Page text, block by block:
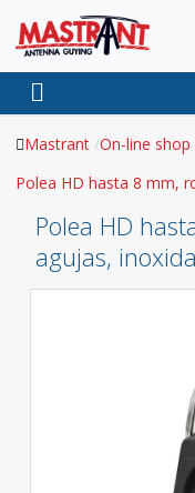
Mastrant On-line shop
Polea HD hasta 8 mm,
Polea HD
agujas,